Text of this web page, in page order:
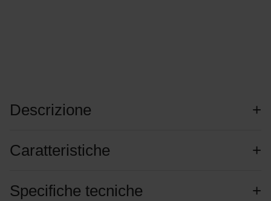
Descrizione
Caratteristiche
Specifiche tecniche